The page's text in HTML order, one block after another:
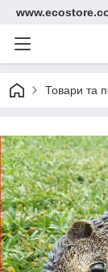
Товари та